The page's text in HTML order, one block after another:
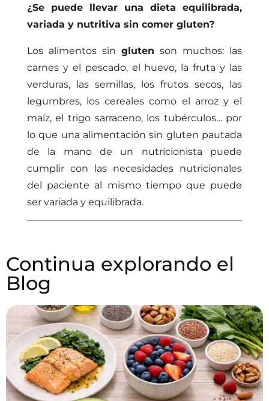
¿Se puede llevar una dieta equilibrada,
variada y nutritiva sin comer gluten?
Los alimentos sin gluten son muchos: las
carnes y el pescado, el huevo, la fruta y las
verduras, las semillas, los frutos secos, las
legumbres, los cereales como el arroz y el
maíz, el trigo sarraceno, los tubérculos… por
lo que una alimentación sin gluten pautada
de la mano de un nutricionista puede
cumplir con las necesidades nutricionales
del paciente al mismo tiempo que puede
ser variada y equilibrada.
Continua explorando el
Blog